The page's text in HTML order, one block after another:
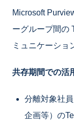
Microsoft
ーグループ間の
ミュニケーショ
共存期間での活
分離対象社
企画等）の